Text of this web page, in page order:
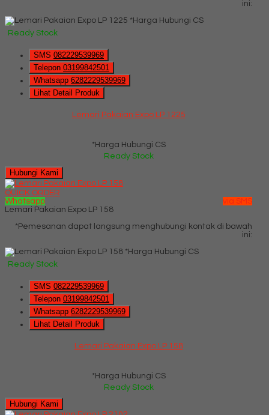
ini:
*Harga Hubungi CS
Ready Stock
SMS 082229539969
Telepon 03199842501
Whatsapp 6282229539969
Lihat Detail Produk
Lemari Pakaian Expo LP 1225
*Harga Hubungi CS
Ready Stock
Hubungi Kami
QUICK ORDER
Whatsapp
via SMS
Lemari Pakaian Expo LP 158
*Pemesanan dapat langsung menghubungi kontak di bawah
ini:
*Harga Hubungi CS
Ready Stock
SMS 082229539969
Telepon 03199842501
Whatsapp 6282229539969
Lihat Detail Produk
Lemari Pakaian Expo LP 158
*Harga Hubungi CS
Ready Stock
Hubungi Kami